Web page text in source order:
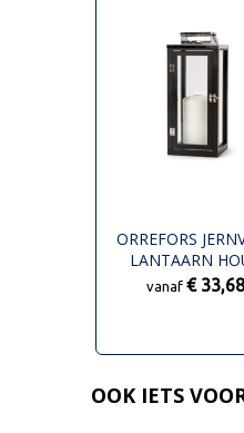
ORREFORS
LANTAARN
vanaf€
OOK IETS